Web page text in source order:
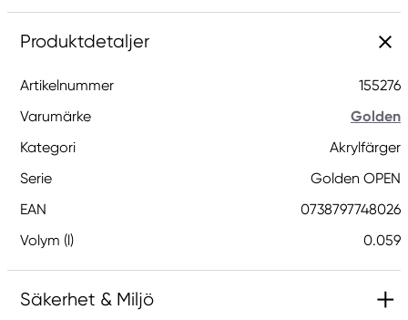
Produktdetaljer
Artikelnummer
155276
Varumärke
Golden
Kategori
Akrylfärger
Serie
Golden OPEN
EAN
0738797748026
Volym (l)
0.059
Säkerhet & Miljö